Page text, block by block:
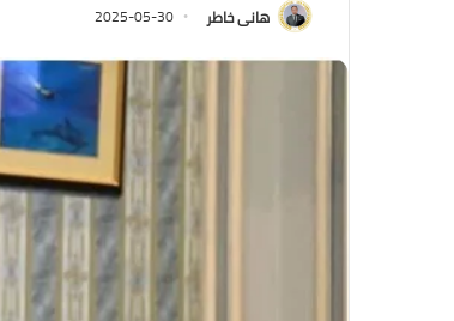
هانى خاطر 2025-05-30